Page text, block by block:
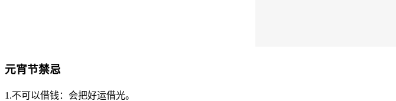
元宵节禁忌
1.不可以借钱：会把好运借光。